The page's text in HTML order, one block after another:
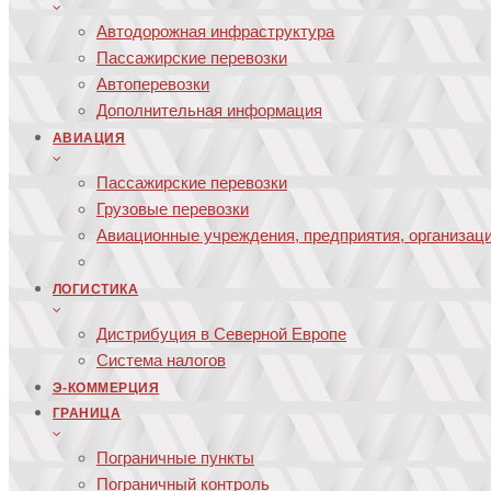
Автодорожная инфраструктура
Пассажирские перевозки
Автоперевозки
Дополнительная информация
АВИАЦИЯ
Пассажирские перевозки
Грузовые перевозки
Авиационные учреждения, предприятия,
ЛОГИСТИКА
Дистрибуция в Северной Европе
Система налогов
Э-КОММЕРЦИЯ
ГРАНИЦА
Пограничные пункты
Пограничный контроль